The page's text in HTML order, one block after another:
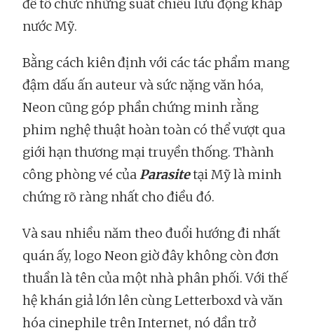
để tổ chức những suất chiếu lưu động khắp
nước Mỹ.
Bằng cách kiên định với các tác phẩm mang
đậm dấu ấn auteur và sức nặng văn hóa,
Neon cũng góp phần chứng minh rằng
phim nghệ thuật hoàn toàn có thể vượt qua
giới hạn thương mại truyền thống. Thành
công phòng vé củaParasitetại Mỹ là minh
chứng rõ ràng nhất cho điều đó.
Và sau nhiều năm theo đuổi hướng đi nhất
quán ấy, logo Neon giờ đây không còn đơn
thuần là tên của một nhà phân phối. Với thế
hệ khán giả lớn lên cùng Letterboxd và văn
hóa cinephile trên Internet, nó dần trở